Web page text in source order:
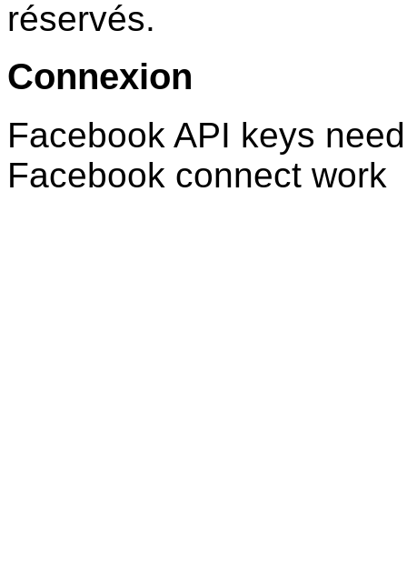
réservés.
Connexion
Facebook API keys
Facebook connect work